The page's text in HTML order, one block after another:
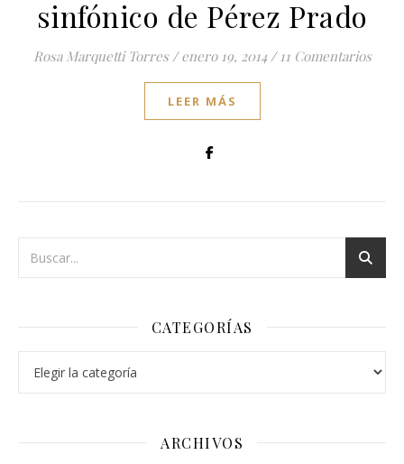
sinfónico de Pérez Prado
Rosa Marquetti Torres / enero 19, 2014 / 11 Comentarios
LEER MÁS
CATEGORÍAS
ARCHIVOS